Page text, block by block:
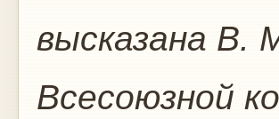
высказана В.
Всесоюзной